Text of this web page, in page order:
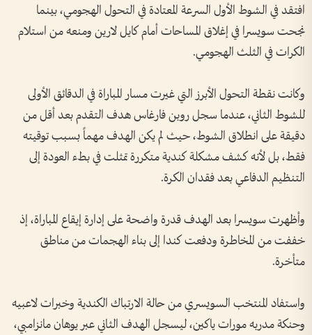
افتقد في الشوط الأول السرعة المعتادة في التحول الهجومي، بينما
نجحت سويسرا في إغلاق المساحات أمام كايل لارين ومنعه من استلام
الكرات في الثلث الهجومي.
وكانت نقطة التحول الأبرز التي غيرت مسار المباراة في الدقائق الأولى
للشوط الثاني، عندما سجل روبن فارغاس هدف التقدم بعد أقل من
دقيقة على انطلاق الشوط، حيث لم يكن الهدف مهماً بسبب توقيته
فقط، بل لأنه كشف مشكلة كندية متكررة تمثلت في بطء العودة إلى
التنظيم الدفاعي بعد فقدان الكرة.
وأظهرت سويسرا بعد الهدف قدرة واضحة على إدارة إيقاع المباراة، إذ
خففت من المخاطرة ودفعت كندا إلى بناء الهجمات من مناطق
متأخرة.
واستفاد المنتخب السويسري من حالة الارتباك الكندية وخبرات لاعبيه
وحنكة مدربه مورات ياكين، ليسجل الهدف الثاني عبر يوهان مانزامبي،